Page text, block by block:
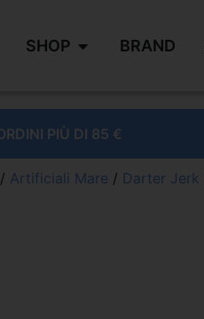
SHOP BRAND
PIÙ DI 85 €
/ Artificiali Mare / Darter Jerk